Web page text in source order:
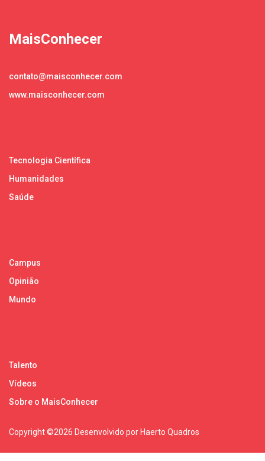
MaisConhecer
contato@maisconhecer.com
www.maisconhecer.com
Tecnologia Científica
Humanidades
Saúde
Campus
Opinião
Mundo
Talento
Vídeos
Sobre o MaisConhecer
Copyright ©2026 Desenvolvido por Haerto Quadros